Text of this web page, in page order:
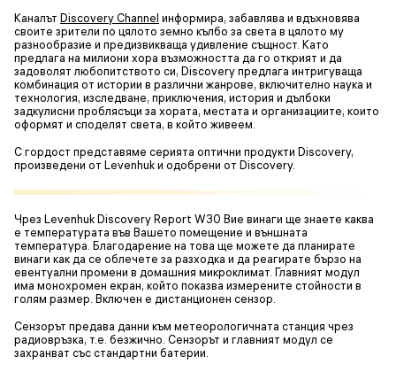
Каналът Discovery Channel информира, забавлява и вдъхновява
своите зрители по цялото земно кълбо за света в цялото му
разнообразие и предизвикваща удивление същност. Като
предлага на милиони хора възможността да го открият и да
задоволят любопитството си, Discovery предлага интригуваща
комбинация от истории в различни жанрове, включително наука и
технология, изследване, приключения, история и дълбоки
задкулисни проблясъци за хората, местата и организациите, които
оформят и споделят света, в който живеем.
С гордост представяме серията оптични продукти Discovery,
произведени от Levenhuk и одобрени от Discovery.
Чрез Levenhuk Discovery Report W30 Вие винаги ще знаете каква
е температурата във Вашето помещение и външната
температура. Благодарение на това ще можете да планирате
винаги как да се облечете за разходка и да реагирате бързо на
евентуални промени в домашния микроклимат. Главният модул
има монохромен екран, който показва измерените стойности в
голям размер. Включен е дистанционен сензор.
Сензорът предава данни към метеорологичната станция чрез
радиовръзка, т.е. безжично. Сензорът и главният модул се
захранват със стандартни батерии.